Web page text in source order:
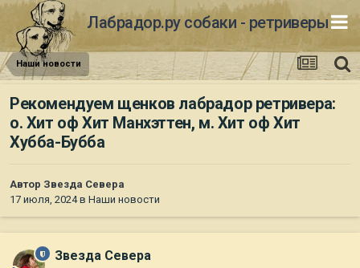
Лабрадор.ру собаки - ретриверы
Наши новости
Рекомендуем щенков лабрадор ретривера:
о. Хит оф Хит Манхэттен, м. Хит оф Хит
Хубба-Бубба
Автор Звезда Севера
17 июля, 2024в Наши новости
Звезда Севера